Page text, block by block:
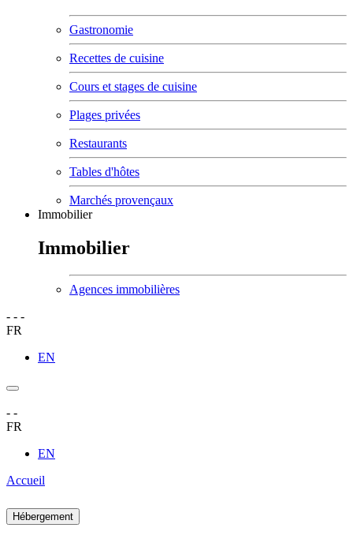
Gastronomie
Recettes de cuisine
Cours et stages de cuisine
Plages privées
Restaurants
Tables d'hôtes
Marchés provençaux
Immobilier
Immobilier
Agences immobilières
- - -
FR
EN
- -
FR
EN
Accueil
Hébergement